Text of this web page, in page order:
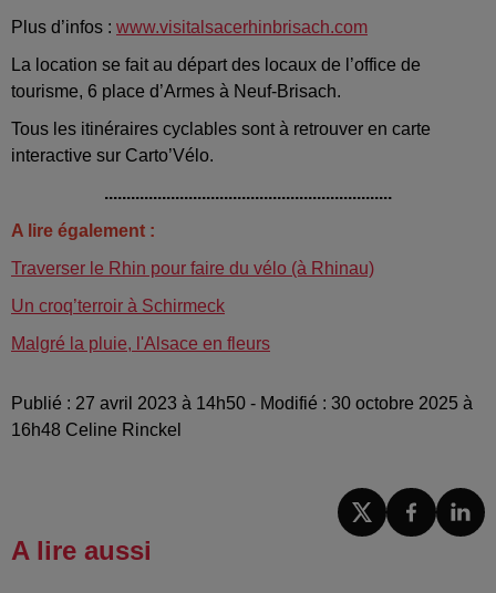
Plus d’infos : www.visitalsacerhinbrisach.com
La location se fait au départ des locaux de l’office de
tourisme, 6 place d’Armes à Neuf-Brisach.
Tous les itinéraires cyclables sont à retrouver en carte
interactive sur Carto’Vélo.
.................................................................
A lire également :
Traverser le Rhin pour faire du vélo (à Rhinau)
Un croq’terroir à Schirmeck
Malgré la pluie, l'Alsace en fleurs
Publié : 27 avril 2023 à 14h50 - Modifié : 30 octobre 2025 à
16h48 Celine Rinckel
A lire aussi